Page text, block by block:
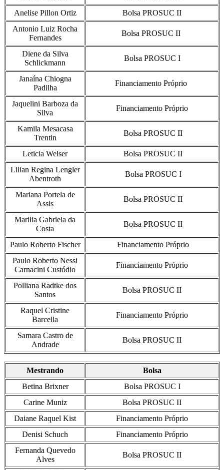
Anelise Pillon Ortiz
Bolsa PROSUC II
Antonio Luiz Rocha
Fernandes
Bolsa PROSUC II
Diene da Silva
Schlickmann
Bolsa PROSUC I
Janaína Chiogna
Padilha
Financiamento Próprio
Jaquelini Barboza da
Silva
Financiamento Próprio
Kamila Mesacasa
Trentin
Bolsa PROSUC II
Leticia Welser
Bolsa PROSUC II
Lilian Regina Lengler
Abentroth
Bolsa PROSUC I
Mariana Portela de
Assis
Bolsa PROSUC II
Marilia Gabriela da
Costa
Bolsa PROSUC II
Paulo Roberto Fischer
Financiamento Próprio
Paulo Roberto Nessi
Carnacini Custódio
Financiamento Próprio
Polliana Radtke dos
Santos
Bolsa PROSUC II
Raquel Cristine
Barcella
Financiamento Próprio
Samara Castro de
Andrade
Bolsa PROSUC II
Mestrando
Bolsa
Betina Brixner
Bolsa PROSUC I
Carine Muniz
Bolsa PROSUC II
Daiane Raquel Kist
Financiamento Próprio
Denisi Schuch
Financiamento Próprio
Fernanda Quevedo
Alves
Bolsa PROSUC II